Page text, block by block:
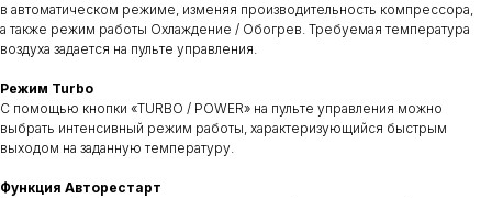
в автоматическом режиме, изменяя производительность компрессора,
а также режим работы Охлаждение / Обогрев. Требуемая температура
воздуха задается на пульте управления.
Режим Turbo
С помощью кнопки «TURBO / POWER» на пульте управления можно
выбрать интенсивный режим работы, характеризующийся быстрым
выходом на заданную температуру.
Функция Авторестарт